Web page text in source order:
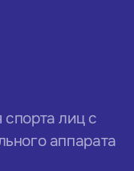
лиц с
аппарата